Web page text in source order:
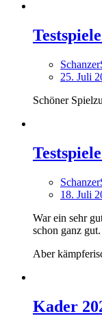
25. Juli
Schöner
18. Juli
War ein sehr
schon ganz gut.
Aber
Kader